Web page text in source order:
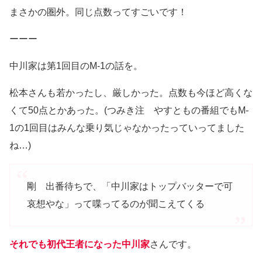
まさかの圏外。同じ点数ってすごいです！
ーーー
中川家は第1回目のM-1の話を。
松本さんも若かったし、厳しかった。点数も今ほど高くな
くて50点とかあった。(つみき注 やすともの番組でもM-
1の1回目はみんな乗り気じゃなかったっていってました
ね…)
剛 出番待ちで、「中川家はトップバッターで可
哀想やな」って喋ってるのが聞こえてくる
それでも初代王者になった中川家さんです。